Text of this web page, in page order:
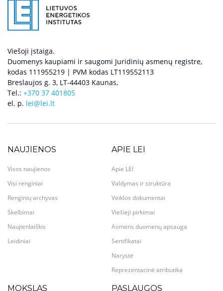
Viešoji įstaiga.
Duomenys kaupiami ir saugomi Juridinių asmenų registre,
kodas 111955219 | PVM kodas LT119552113
Breslaujos g. 3, LT-44403 Kaunas,
Tel.: +370 37 401805
el. p. lei@lei.lt
NAUJIENOS
Visos naujienos
Visi renginiai
Renginių archyvas
Skelbimai
Naujienlaiškis
Leidiniai
APIE LEI
Apie LEI
Valdymas ir struktūra
Veiklos dokumentai
Viešieji pirkimai
Asmens duomenų apsauga
Sertifikatai
Narystė
Reprezentacinė atributika
MOKSLAS PASLAUGOS